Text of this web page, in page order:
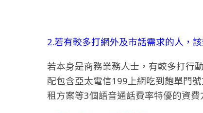
2.若有較多打網外及市話需求的人，
若本身是商務業務人士，有較多打行
配包含亞太電信199上網吃到飽單門
租方案等3個語音通話費率特優的資費